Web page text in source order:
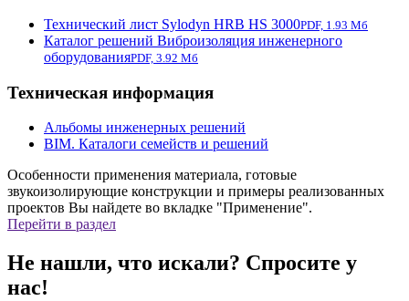
Технический лист Sylodyn HRB HS 3000PDF, 1.93 Мб
Каталог решений Виброизоляция инженерного
оборудованияPDF, 3.92 Мб
Техническая информация
Альбомы инженерных решений
BIM. Каталоги семейств и решений
Особенности применения материала, готовые
звукоизолирующие конструкции и примеры реализованных
проектов Вы найдете во вкладке "Применение".
Перейти в раздел
Не нашли, что искали? Спросите у
нас!